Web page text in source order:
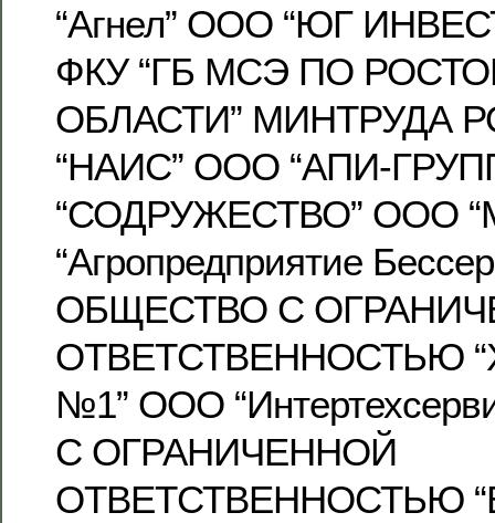
“Агнел” ООО “ЮГ
ФКУ “ГБ МСЭ ПО
ОБЛАСТИ” МИНТРУДА
“НАИС” ООО “АПИ-
“СОДРУЖЕСТВО” ООО
“Агропредприятие
ОБЩЕСТВО С
ОТВЕТСТВЕННОСТЬЮ
№1” ООО
С ОГРАНИЧЕННОЙ
ОТВЕТСТВЕННОСТЬЮ